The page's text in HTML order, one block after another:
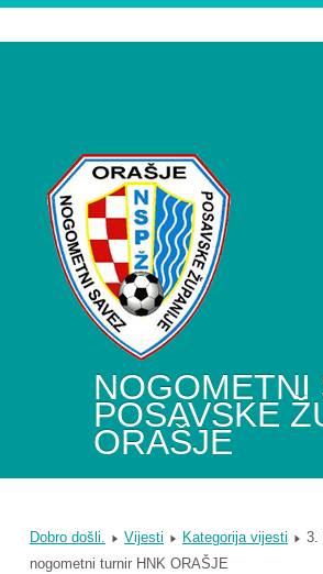
NOGOMETNI
POSAVSKE
ORAŠJE
Dobro došli. Vijesti Kategorija vijesti
3.
nogometni turnir HNK ORAŠJE